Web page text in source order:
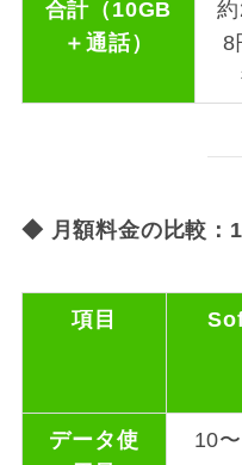
合計（10GB
＋通話）
8
◆ 月額料金の比較：
項目
データ使
10